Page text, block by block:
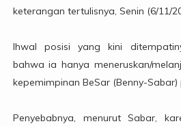
keterangan tertulisnya, Senin (6/11/
Ihwal posisi yang kini
bahwa ia hanya meneruskan/
kepemimpinan BeSar (Benny-
Penyebabnya, menurut Sabar,